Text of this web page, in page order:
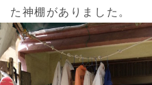
た神棚がありました。